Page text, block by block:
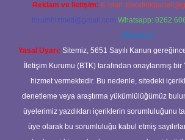
Reklam ve İletişim: E-mail:
forumhizmeti@gmail.com Whatsapp: 0262
@karabul
Yasal Uyarı: Sitemiz, 5651 Sayılı Kanun
İletişim Kurumu (BTK) tarafından onaylanmış bir
hizmet vermektedir. Bu nedenle, sitedeki
denetleme veya araştırma yükümlülüğümüz
üyelerimiz yazdıkları içeriklerin sorumluluğunu
üye olarak bu sorumluluğu kabul etmiş